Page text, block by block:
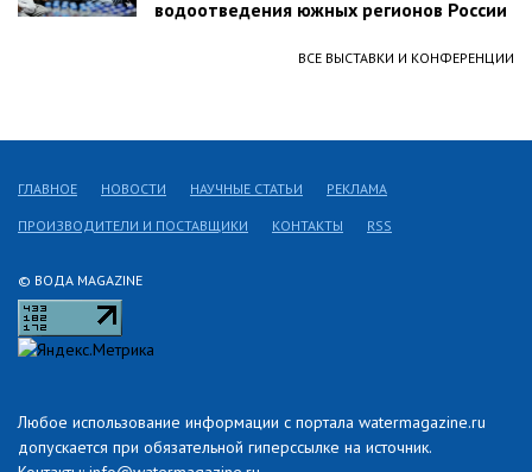
водоотведения южных регионов России
ВСЕ ВЫСТАВКИ И КОНФЕРЕНЦИИ
© ВОДА MAGAZINE
Любое использование информации с портала watermagazine.ru
допускается при обязательной гиперссылке на источник.
ГЛАВНОЕ НОВОСТИ НАУЧНЫЕ СТАТЬИ РЕКЛАМА
ПРОИЗВОДИТЕЛИ И ПОСТАВЩИКИ КОНТАКТЫ RSS